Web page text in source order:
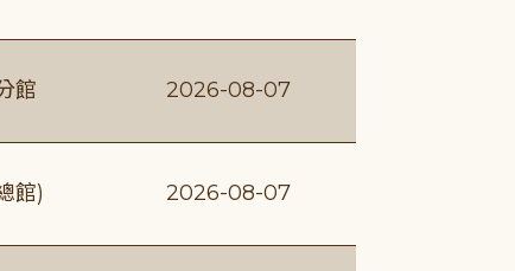
館 2026-08-07
館) 2026-08-07